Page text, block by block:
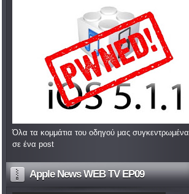
Όλα τα κομμάτια του οδηγού μας συγκεντρωμένα
σε ένα post
Apple News WEB TV EP09